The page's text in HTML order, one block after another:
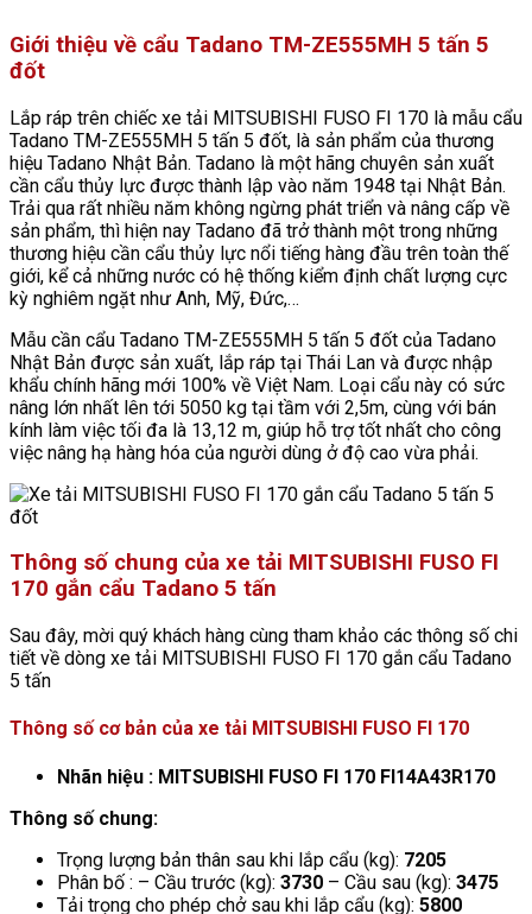
Giới thiệu về cẩu Tadano TM-ZE555MH 5 tấn 5
đốt
Lắp ráp trên chiếc xe tải MITSUBISHI FUSO FI 170 là mẫu cẩu
Tadano TM-ZE555MH 5 tấn 5 đốt, là sản phẩm của thương
hiệu Tadano Nhật Bản. Tadano là một hãng chuyên sản xuất
cần cẩu thủy lực được thành lập vào năm 1948 tại Nhật Bản.
Trải qua rất nhiều năm không ngừng phát triển và nâng cấp về
sản phẩm, thì hiện nay Tadano đã trở thành một trong những
thương hiệu cần cẩu thủy lực nổi tiếng hàng đầu trên toàn thế
giới, kể cả những nước có hệ thống kiểm định chất lượng cực
kỳ nghiêm ngặt như Anh, Mỹ, Đức,…
Mẫu cần cẩu Tadano TM-ZE555MH 5 tấn 5 đốt của Tadano
Nhật Bản được sản xuất, lắp ráp tại Thái Lan và được nhập
khẩu chính hãng mới 100% về Việt Nam. Loại cẩu này có sức
nâng lớn nhất lên tới 5050 kg tại tầm với 2,5m, cùng với bán
kính làm việc tối đa là 13,12 m, giúp hỗ trợ tốt nhất cho công
việc nâng hạ hàng hóa của người dùng ở độ cao vừa phải.
Thông số chung của xe tải MITSUBISHI FUSO FI
170 gắn cẩu Tadano 5 tấn
Sau đây, mời quý khách hàng cùng tham khảo các thông số chi
tiết về dòng xe tải MITSUBISHI FUSO FI 170 gắn cẩu Tadano
5 tấn
Thông số cơ bản của xe tải MITSUBISHI FUSO FI 170
Nhãn hiệu : MITSUBISHI FUSO FI 170 FI14A43R170
Thông số chung:
Trọng lượng bản thân sau khi lắp cẩu (kg): 7205
Phân bố : – Cầu trước (kg): 3730 – Cầu sau (kg): 3475
Tải trọng cho phép chở sau khi lắp cẩu (kg): 5800